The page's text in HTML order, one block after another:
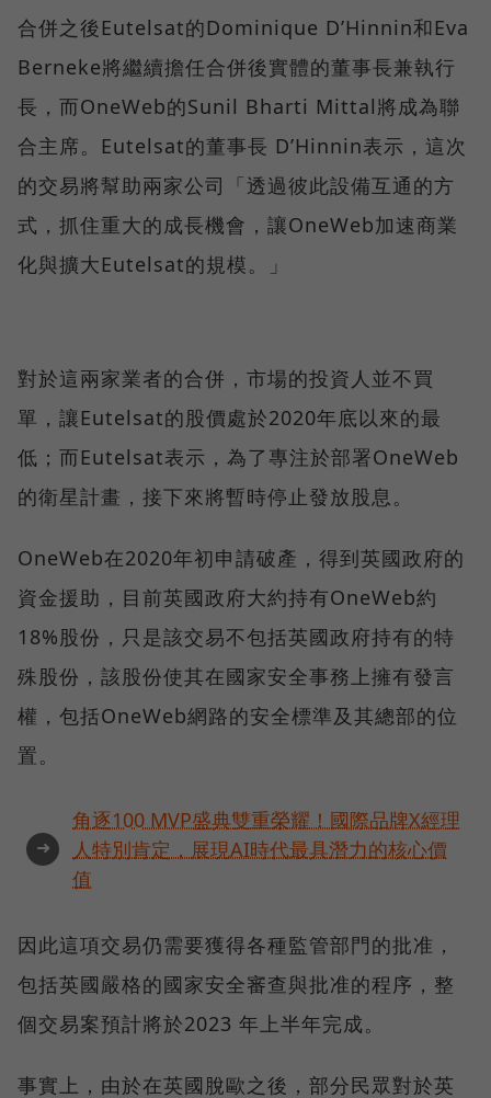
合併之後Eutelsat的Dominique D’Hinnin和Eva
Berneke將繼續擔任合併後實體的董事長兼執行
長，而OneWeb的Sunil Bharti Mittal將成為聯
合主席。Eutelsat的董事長 D’Hinnin表示，這次
的交易將幫助兩家公司「透過彼此設備互通的方
式，抓住重大的成長機會，讓OneWeb加速商業
化與擴大Eutelsat的規模。」
對於這兩家業者的合併，市場的投資人並不買
單，讓Eutelsat的股價處於2020年底以來的最
低；而Eutelsat表示，為了專注於部署OneWeb
的衛星計畫，接下來將暫時停止發放股息。
OneWeb在2020年初申請破產，得到英國政府的
資金援助，目前英國政府大約持有OneWeb約
18%股份，只是該交易不包括英國政府持有的特
殊股份，該股份使其在國家安全事務上擁有發言
權，包括OneWeb網路的安全標準及其總部的位
置。
➜
角逐100 MVP盛典雙重榮耀！國際品牌X經理
人特別肯定，展現AI時代最具潛力的核心價
值
因此這項交易仍需要獲得各種監管部門的批准，
包括英國嚴格的國家安全審查與批准的程序，整
個交易案預計將於2023 年上半年完成。
事實上，由於在英國脫歐之後，部分民眾對於英